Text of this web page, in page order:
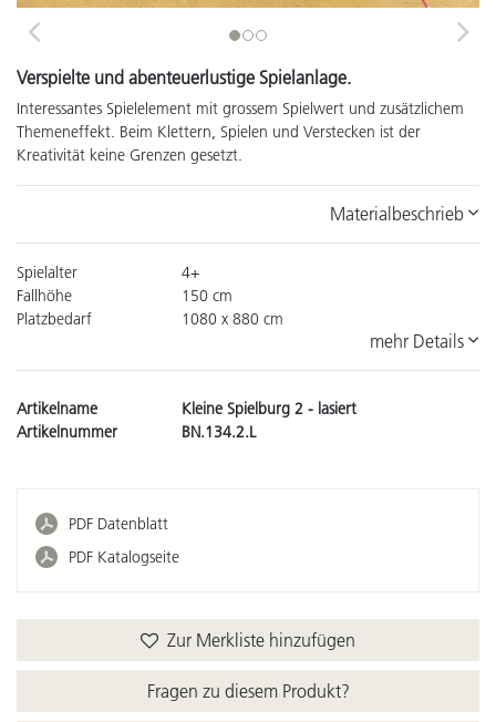
Previous Next
Verspielte und abenteuerlustige Spielanlage.
Interessantes Spielelement mit grossem Spielwert und zusätzlichem
Themeneffekt. Beim Klettern, Spielen und Verstecken ist der
Kreativität keine Grenzen gesetzt.
Materialbeschrieb
Spielalter
4+
Fallhöhe
150 cm
Platzbedarf
1080 x 880 cm
mehr Details
Artikelname
Kleine Spielburg 2 - lasiert
Artikelnummer
BN.134.2.L
PDF Datenblatt
PDF Katalogseite
Zur Merkliste hinzufügen
Fragen zu diesem Produkt?